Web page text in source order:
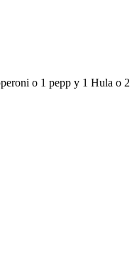
o 1 pepp y 1 Hula o 2